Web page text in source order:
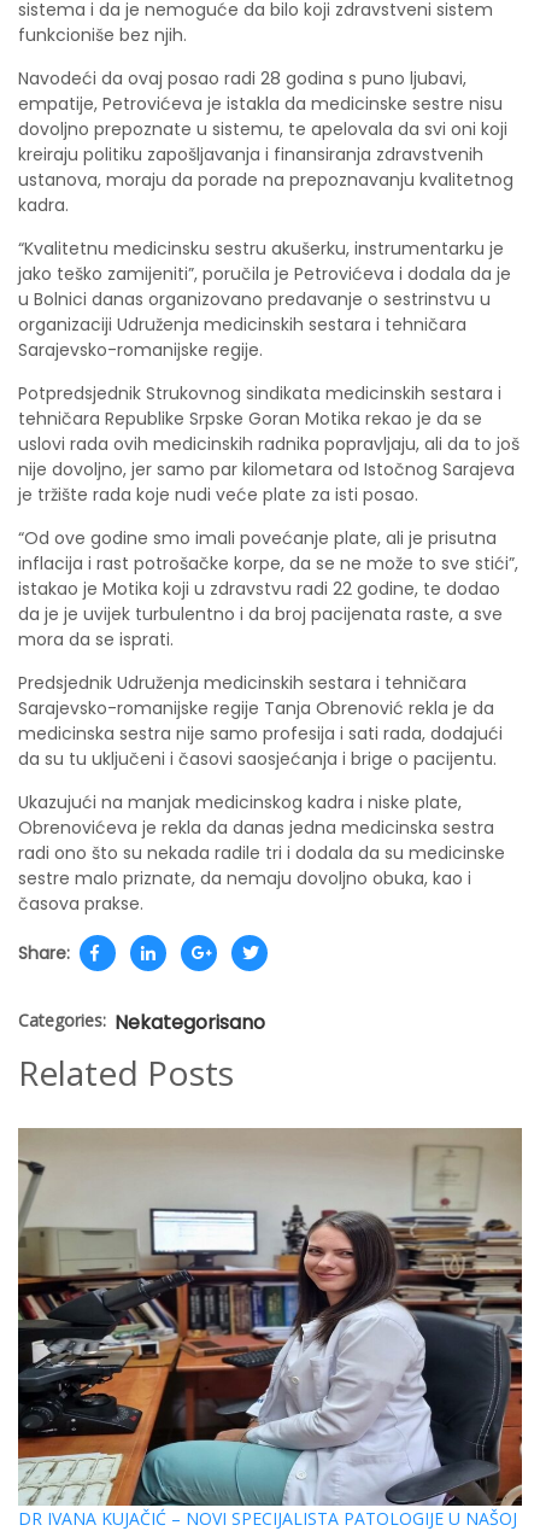
sistema i da je nemoguće da bilo koji zdravstveni sistem
funkcioniše bez njih.
Navodeći da ovaj posao radi 28 godina s puno ljubavi,
empatije, Petrovićeva je istakla da medicinske sestre nisu
dovoljno prepoznate u sistemu, te apelovala da svi oni koji
kreiraju politiku zapošljavanja i finansiranja zdravstvenih
ustanova, moraju da porade na prepoznavanju kvalitetnog
kadra.
“Kvalitetnu medicinsku sestru akušerku, instrumentarku je
jako teško zamijeniti”, poručila je Petrovićeva i dodala da je
u Bolnici danas organizovano predavanje o sestrinstvu u
organizaciji Udruženja medicinskih sestara i tehničara
Sarajevsko-romanijske regije.
Potpredsjednik Strukovnog sindikata medicinskih sestara i
tehničara Republike Srpske Goran Motika rekao je da se
uslovi rada ovih medicinskih radnika popravljaju, ali da to još
nije dovoljno, jer samo par kilometara od Istočnog Sarajeva
je tržište rada koje nudi veće plate za isti posao.
“Od ove godine smo imali povećanje plate, ali je prisutna
inflacija i rast potrošačke korpe, da se ne može to sve stići”,
istakao je Motika koji u zdravstvu radi 22 godine, te dodao
da je je uvijek turbulentno i da broj pacijenata raste, a sve
mora da se isprati.
Predsjednik Udruženja medicinskih sestara i tehničara
Sarajevsko-romanijske regije Tanja Obrenović rekla je da
medicinska sestra nije samo profesija i sati rada, dodajući
da su tu uključeni i časovi saosjećanja i brige o pacijentu.
Ukazujući na manjak medicinskog kadra i niske plate,
Obrenovićeva je rekla da danas jedna medicinska sestra
radi ono što su nekada radile tri i dodala da su medicinske
sestre malo priznate, da nemaju dovoljno obuka, kao i
časova prakse.
Share:
Categories: Nekategorisano
Related Posts
DR IVANA KUJAČIĆ – NOVI SPECIJALISTA PATOLOGIJE U NAŠOJ